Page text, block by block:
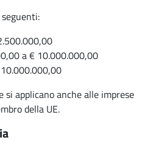
a € 10.000.000,00
si applicano anche alle imprese
della UE.